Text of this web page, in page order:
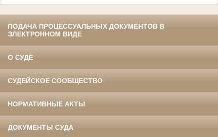
ПОДАЧА ПРОЦЕССУАЛЬНЫХ ДОКУМЕНТОВ В
ЭЛЕКТРОННОМ ВИДЕ
О СУДЕ
СУДЕЙСКОЕ СООБЩЕСТВО
НОРМАТИВНЫЕ АКТЫ
ДОКУМЕНТЫ СУДА